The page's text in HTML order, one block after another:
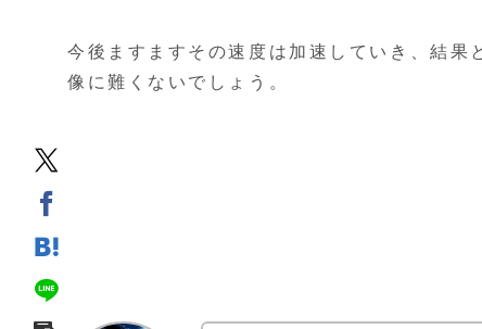
今後ますますその速度は加速していき、結果
像に難くないでしょう。